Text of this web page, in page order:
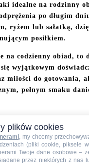
idealne na rodzinny
po długim
ryżem lub sałatką,
posiłkiem.
na codzienny obiad, to
wyjątkowym
miłości do gotowania,
pełnym smaku
plików cookies
, my chcemy
(pliki cookie, piksele
Twoje dane osobowe –
przez niektórych z nas